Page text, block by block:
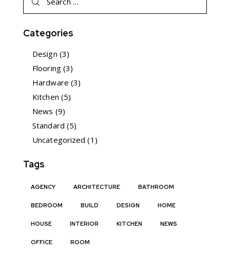
for:
Categories
Design (3)
Flooring(3)
Hardware (3)
Kitchen (5)
News (9)
Standard (5)
Uncategorized (1)
Tags
AGENCY ARCHITECTURE BATHROOM
BEDROOM BUILD DESIGN HOME
HOUSE INTERIOR KITCHEN NEWS
OFFICE ROOM